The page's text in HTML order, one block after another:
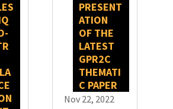
PRESENT
ATION
OF THE
LATEST
GPR2C
THEMATI
C PAPER
Nov 22, 2022